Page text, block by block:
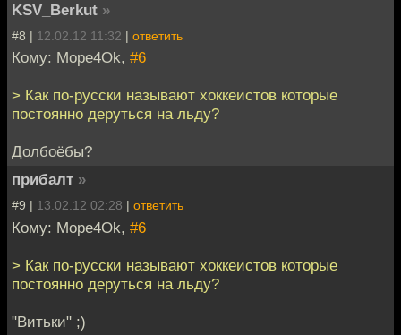
KSV_Berkut »
#8 | 12.02.12 11:32 | ответить
Кому: Mope4Ok, #6
> Как по-русски называют хоккеистов которые
постоянно деруться на льду?
Долбоёбы?
прибалт »
#9 | 13.02.12 02:28 | ответить
Кому: Mope4Ok, #6
> Как по-русски называют хоккеистов которые
постоянно деруться на льду?
"Витьки" ;)